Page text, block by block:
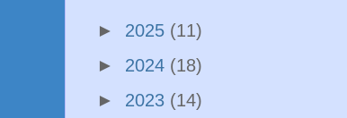
► 2025 (11)
► 2024 (18)
► 2023 (14)